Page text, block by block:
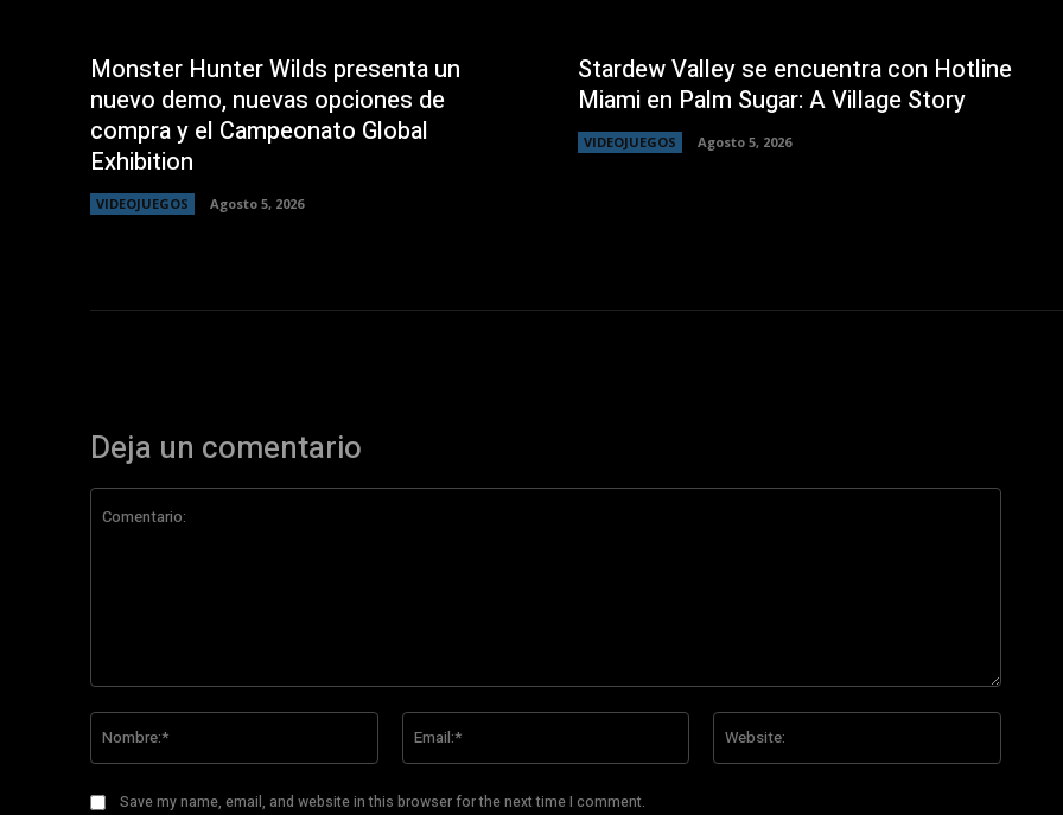
Monster Hunter Wilds presenta un
nuevo demo, nuevas opciones de
compra y el Campeonato Global
Exhibition
VIDEOJUEGOS Agosto 5, 2026
Stardew Valley se encuentra con Hotline
Miami en Palm Sugar: A Village Story
VIDEOJUEGOS Agosto 5, 2026
Deja un comentario
Save my name, email, and website in this browser for the next time I comment.